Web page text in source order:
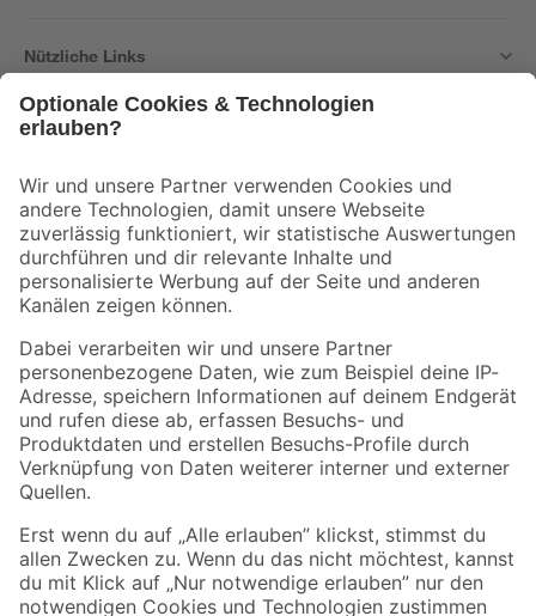
Nützliche Links
Der toom Newsletter: Keine Angebote und Aktionen mehr verpassen!
Zur Newsletter Anmeldung
Folge uns
Zahlungsarten Versandarten
Sicher einkaufen
Jetzt die toom-App herunterladen